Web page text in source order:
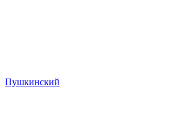
Пушкинский